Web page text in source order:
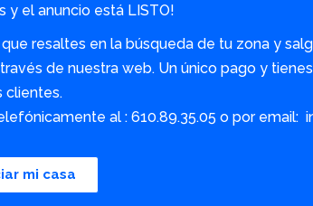
y el anuncio está LISTO!
resaltes en la búsqueda de tu zona y
de nuestra web. Un único pago y
clientes.
al : 610.89.35.05 o por email:
mi casa